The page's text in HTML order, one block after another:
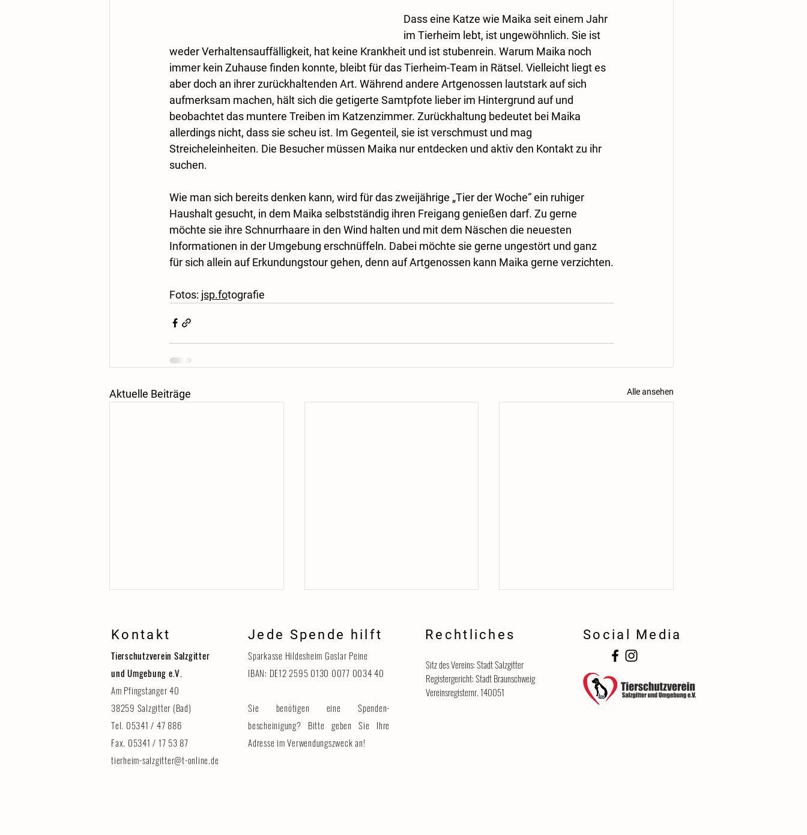
Dass eine Katze wie Maika seit einem Jahr
im Tierheim lebt, ist ungewöhnlich. Sie ist
weder Verhaltensauffälligkeit, hat keine Krankheit und ist stubenrein. Warum Maika noch
immer kein Zuhause finden konnte, bleibt für das Tierheim-Team in Rätsel. Vielleicht liegt es
aber doch an ihrer zurückhaltenden Art. Während andere Artgenossen lautstark auf sich
aufmerksam machen, hält sich die getigerte Samtpfote lieber im Hintergrund auf und
beobachtet das muntere Treiben im Katzenzimmer. Zurückhaltung bedeutet bei Maika
allerdings nicht, dass sie scheu ist. Im Gegenteil, sie ist verschmust und mag
Streicheleinheiten. Die Besucher müssen Maika nur entdecken und aktiv den Kontakt zu ihr
suchen.
Wie man sich bereits denken kann, wird für das zweijährige „Tier der Woche“ ein ruhiger
Haushalt gesucht, in dem Maika selbstständig ihren Freigang genießen darf. Zu gerne
möchte sie ihre Schnurrhaare in den Wind halten und mit dem Näschen die neuesten
Informationen in der Umgebung erschnüffeln. Dabei möchte sie gerne ungestört und ganz
für sich allein auf Erkundungstour gehen, denn auf Artgenossen kann Maika gerne verzichten.
Fotos: jsp.fotografie
Aktuelle Beiträge Alle ansehen
Erinnerung: Tag der Tiere am 8.
August
Katzenhaus vorübergehend für
Besucher geschlossen
Kontakt
Tierschutzverein Salzgitter
und Umgebung e.V.
Am Pfingstanger 40
38259 Salzgitter (Bad)
Tel. 05341 / 47 886
Fax. 05341 / 17 53 87
tierheim-salzgitter@t-online.de
Jede Spende hilft
Sparkasse Hildesheim Goslar Peine
IBAN: DE12 2595 0130 0077 0034 40
Sie benötigen eine Spenden-
bescheinigung? Bitte geben Sie Ihre
Adresse im Verwendungszweck an!
Rechtliches
Sitz des Vereins: Stadt Salzgitter
Registergericht: Stadt Braunschweig
Vereinsregisternr. 140051
Social Media